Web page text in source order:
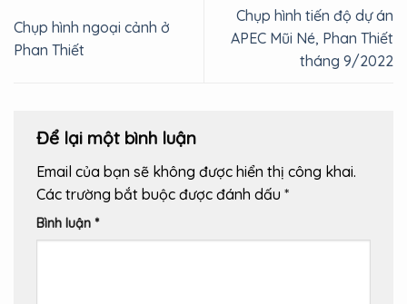
Chụp hình ngoại cảnh ở
Phan Thiết
Chụp hình tiến độ dự án
APEC Mũi Né, Phan Thiết
tháng 9/2022
Để lại một bình luận
Email của bạn sẽ không được hiển thị công khai.
Các trường bắt buộc được đánh dấu *
Bình luận *